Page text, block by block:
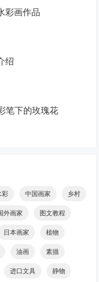
彩画作品
绍
笔下的玫瑰花
彩 中国画家 乡村
外画家 图文教程
日本画家 植物
油画 素描
进口文具 静物